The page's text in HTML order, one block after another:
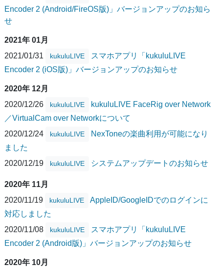
Encoder 2 (Android/FireOS版)」バージョンアップのお知ら
せ
2021年 01月
2021/01/31
kukuluLIVE
スマホアプリ「kukuluLIVE
Encoder 2 (iOS版)」バージョンアップのお知らせ
2020年 12月
2020/12/26
kukuluLIVE
kukuluLIVE FaceRig over Network
／VirtualCam over Networkについて
2020/12/24
kukuluLIVE
NexToneの楽曲利用が可能になり
ました
2020/12/19
kukuluLIVE システムアップデートのお知らせ
2020年 11月
2020/11/19
kukuluLIVE
AppleID/GoogleIDでのログインに
対応しました
2020/11/08
kukuluLIVE
スマホアプリ「kukuluLIVE
Encoder 2 (Android版)」バージョンアップのお知らせ
2020年 10月